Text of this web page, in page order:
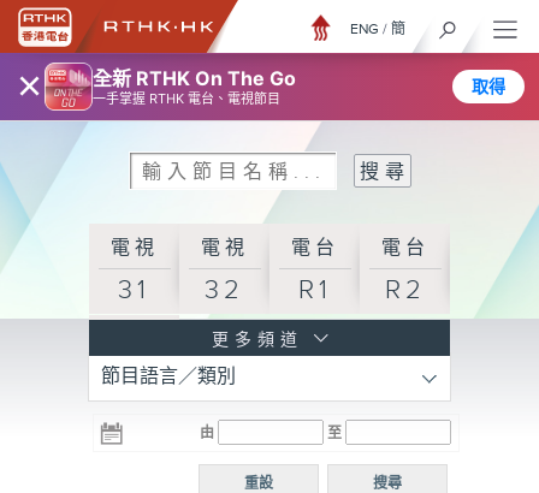
× 全新 RTHK On The Go
一手掌握 RTHK 電台、電視節目
取得
ENG / 簡
電視
31
電視
32
電台
R1
電台
R2
R3
電台 電台
R5
電台
普通
更多頻道
節目語言／類別
由 至
搜尋
重設